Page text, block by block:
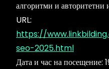
алгоритми и авторитетни
URL:
https://
seo-2025.html
Дата и час на посещение: